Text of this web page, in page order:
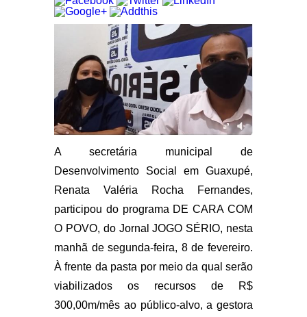
A secretária municipal de
Desenvolvimento Social em Guaxupé,
Renata Valéria Rocha Fernandes,
participou do programa DE CARA COM
O POVO, do Jornal JOGO SÉRIO, nesta
manhã de segunda-feira, 8 de fevereiro.
À frente da pasta por meio da qual serão
viabilizados os recursos de R$
300,00m/mês ao público-alvo, a gestora